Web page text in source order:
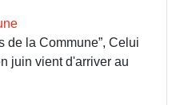
de la Commune”, Celui
juin vient d'arriver au